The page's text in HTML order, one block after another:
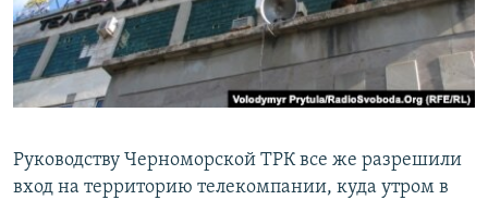
ПОБЕДИТЕЛЕЙ НЕ СУДЯТ?
КРЫМ.НЕПОКОРЕННЫЙ
ELIFBE
ПРИСОЕДИНЯЙТЕСЬ!
Все сайты RFE/RL
Руководству Черноморской ТРК все же разрешили
вход на территорию телекомпании, куда утром в